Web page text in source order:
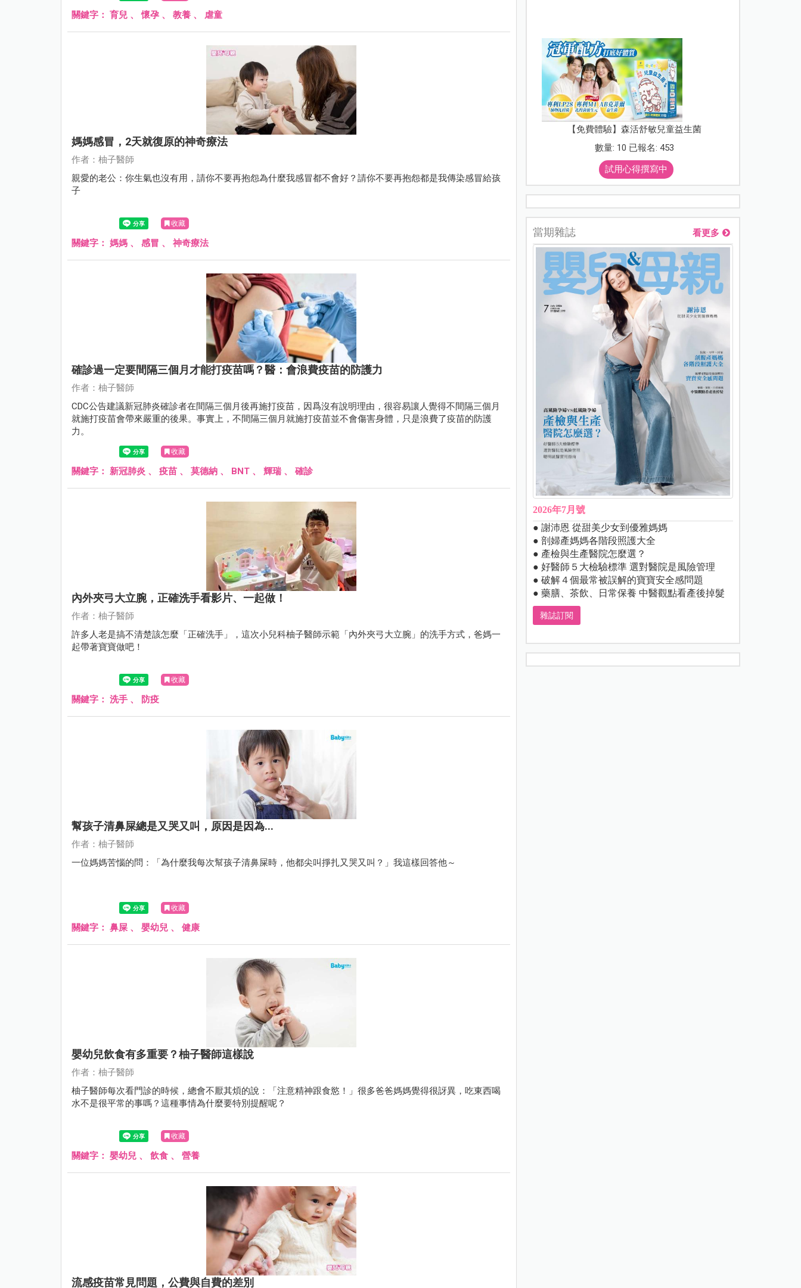
關鍵字： 育兒 、懷孕 、 教養 、 虐童
媽媽感冒，2天就復原的神奇療法
作者：柚子醫師
親愛的老公：你生氣也沒有用，請你不要再抱怨為什麼我感冒都不會好？請你不要再抱怨都是我傳染感冒給孩
子
收藏
關鍵字： 媽媽 、 感冒 、 神奇療法
確診過一定要間隔三個月才能打疫苗嗎？醫：會浪費疫苗的防護力
作者：柚子醫師
CDC公告建議新冠肺炎確診者在間隔三個月後再施打疫苗，因爲沒有說明理由，很容易讓人覺得不間隔三個月
就施打疫苗會帶來嚴重的後果。事實上，不間隔三個月就施打疫苗並不會傷害身體，只是浪費了疫苗的防護
力。
收藏
關鍵字： 新冠肺炎 、 疫苗 、 莫德納 、 BNT 、 輝瑞 、 確診
內外夾弓大立腕，正確洗手看影片、一起做！
作者：柚子醫師
許多人老是搞不清楚該怎麼「正確洗手」，這次小兒科柚子醫師示範「內外夾弓大立腕」的洗手方式，爸媽一
起帶著寶寶做吧！
收藏
關鍵字： 洗手 、 防疫
幫孩子清鼻屎總是又哭又叫，原因是因為...
作者：柚子醫師
一位媽媽苦惱的問：「為什麼我每次幫孩子清鼻屎時，他都尖叫掙扎又哭又叫？」我這樣回答他～
收藏
關鍵字： 鼻屎 、 嬰幼兒 、 健康
嬰幼兒飲食有多重要？柚子醫師這樣說
作者：柚子醫師
柚子醫師每次看門診的時候，總會不厭其煩的說：「注意精神跟食慾！」很多爸爸媽媽覺得很訝異，吃東西喝
水不是很平常的事嗎？這種事情為什麼要特別提醒呢？
收藏
關鍵字： 嬰幼兒 、 飲食 、 營養
流感疫苗常見問題，公費與自費的差別
【免費體驗】森活舒敏兒童益生菌
數量: 10 已報名: 453
試用心得撰寫中
當期雜誌 看更多
2026年7月號
● 謝沛恩 從甜美少女到優雅媽媽
● 剖婦產媽媽各階段照護大全
● 產檢與生產醫院怎麼選？
● 好醫師５大檢驗標準 選對醫院是風險管理
● 破解４個最常被誤解的寶寶安全感問題
● 藥膳、茶飲、日常保養 中醫觀點看產後掉髮
雜誌訂閱